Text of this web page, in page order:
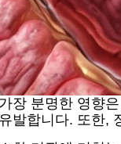
장 분명한 영향
발합니다. 또한,